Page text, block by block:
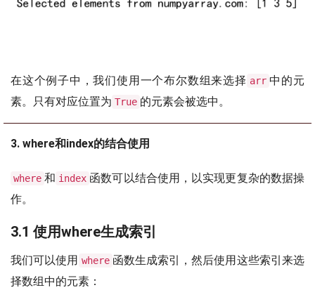
在这个例子中，我们使用一个布尔数组来选择 arr 中的元
素。只有对应位置为 True 的元素会被选中。
3. where和index的结合使用
where 和 index 函数可以结合使用，以实现更复杂的数据操
作。
3.1 使用where生成索引
我们可以使用 where 函数生成索引，然后使用这些索引来选
择数组中的元素：